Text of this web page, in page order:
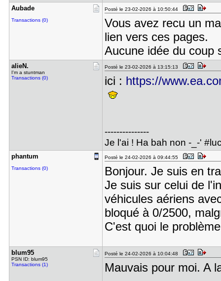
Aubade
Transactions (0)
Posté le 23-02-2026 à 10:50:44
Vous avez recu un
lien vers ces pages.
Aucune idée du coup
alieN.
I'm a stuntman
Transactions (0)
Posté le 23-02-2026 à 13:15:13
ici : https://
---------------
Je l'ai ! Ha bah non -_-'
phantum
Transactions (0)
Posté le 24-02-2026 à 09:44:55
Bonjour. Je suis en
Je suis sur celui de
véhicules aériens
bloqué à 0/2500,
C'est quoi le
blum95
PSN ID: blum95
Transactions (1)
Posté le 24-02-2026 à 10:04:48
Mauvais pour moi. A